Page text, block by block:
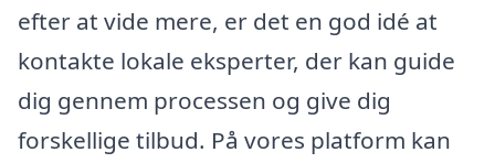
efter at vide mere, er det en god idé at
kontakte lokale eksperter, der kan guide
dig gennem processen og give dig
forskellige tilbud. På vores platform kan